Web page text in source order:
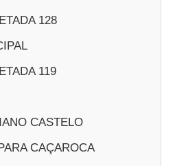
128
119
CASTELO
CAÇAROCA